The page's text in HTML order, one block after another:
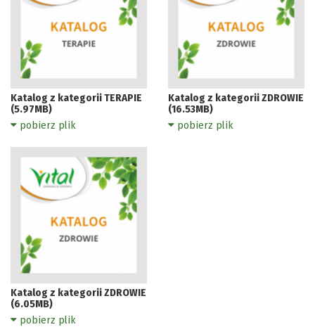
Katalog z kategorii TERAPIE
(5.97MB)
pobierz plik
Katalog z kategorii ZDROWIE
(16.53MB)
pobierz plik
Katalog z kategorii ZDROWIE
(6.05MB)
pobierz plik